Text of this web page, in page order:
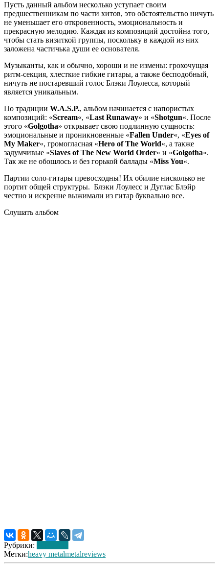
Пусть данный альбом несколько уступает своим
предшественникам по части хитов, это обстоятельство ничуть
не уменьшает его откровенность, эмоциональность и
прекрасную мелодию. Каждая из композиций достойна того,
чтобы стать визиткой группы, поскольку в каждой из них
заложена частичька души ее основателя.
Музыканты, как и обычно, хороши и не измены: грохочущая
ритм-секция, хлесткие гибкие гитары, а также бесподобный,
ничуть не постаревший голос Блэки Лоулесса, который
является уникальным.
По традиции W.A.S.P., альбом начинается с напористых
композиций: «Scream«, «Last Runaway» и «Shotgun«. После
этого «Golgotha» открывает свою подлинную сущность:
эмоциональные и проникновенные «Fallen Under«, «Eyes of
My Maker«, громогласная «Hero of The World«, а также
задумчивые «Slaves of The New World Order» и «Golgotha«.
Так же не обошлось и без горькой баллады «Miss You«.
Партии соло-гитары превосходны! Их обилие нисколько не
портит общей структуры. Блэки Лоулесс и Дуглас Блэйр
честно и искренне выжимали из гитар буквально все.
Слушать альбом
Рубрики:
Метки:heavy metalmetalreviews